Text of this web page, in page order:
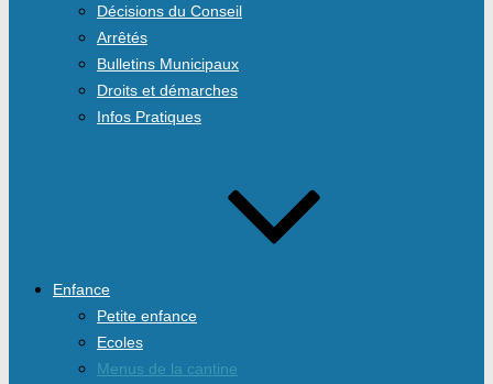
Décisions du Conseil
Arrêtés
Bulletins Municipaux
Droits et démarches
Infos Pratiques
Enfance
Petite enfance
Ecoles
Menus de la cantine